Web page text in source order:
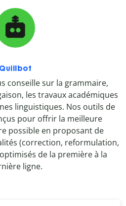
Quillbot
conseille sur la grammaire,
les travaux académiques
linguistiques. Nos outils de
pour offrir la meilleure
possible en proposant de
(correction, reformulation,
de la première à la
ligne.